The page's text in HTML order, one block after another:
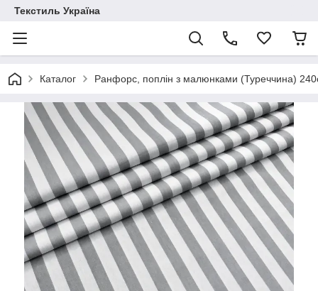
Текстиль Україна
Каталог Ранфорс, поплін з малюнками (Туреччина)